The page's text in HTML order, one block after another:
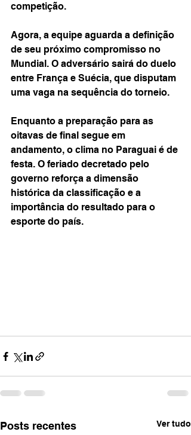
competição.
Agora, a equipe aguarda a definição
de seu próximo compromisso no
Mundial. O adversário sairá do duelo
entre França e Suécia, que disputam
uma vaga na sequência do torneio.
Enquanto a preparação para as
oitavas de final segue em
andamento, o clima no Paraguai é de
festa. O feriado decretado pelo
governo reforça a dimensão
histórica da classificação e a
importância do resultado para o
esporte do país.
Posts recentes Ver tudo